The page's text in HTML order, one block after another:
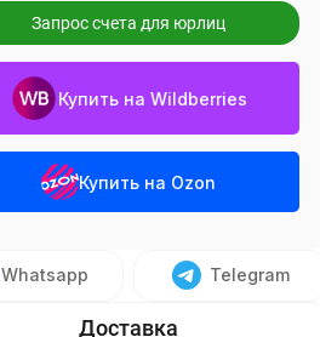
Запрос счета для юрлиц
Купить на Wildberries
Купить на Ozon
Whatsapp Telegram